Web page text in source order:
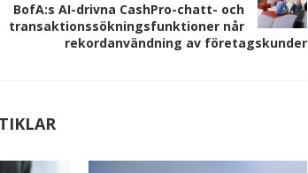
BofA:s AI-drivna CashPro-chatt- och
transaktionssökningsfunktioner når
rekordanvändning av företagskunder